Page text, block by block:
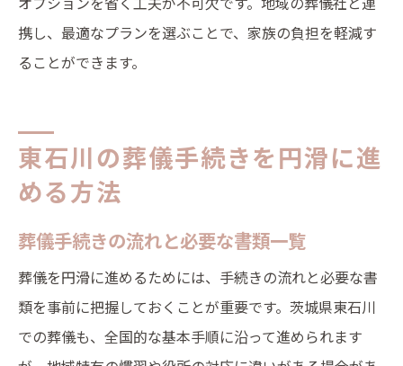
携し、最適なプランを選ぶことで、家族の負担を軽減す
ることができます。
東石川の葬儀手続きを円滑に進
める方法
葬儀手続きの流れと必要な書類一覧
葬儀を円滑に進めるためには、手続きの流れと必要な書
類を事前に把握しておくことが重要です。茨城県東石川
での葬儀も、全国的な基本手順に沿って進められます